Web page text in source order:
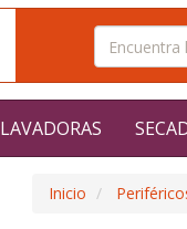
LAVADORAS
Inicio